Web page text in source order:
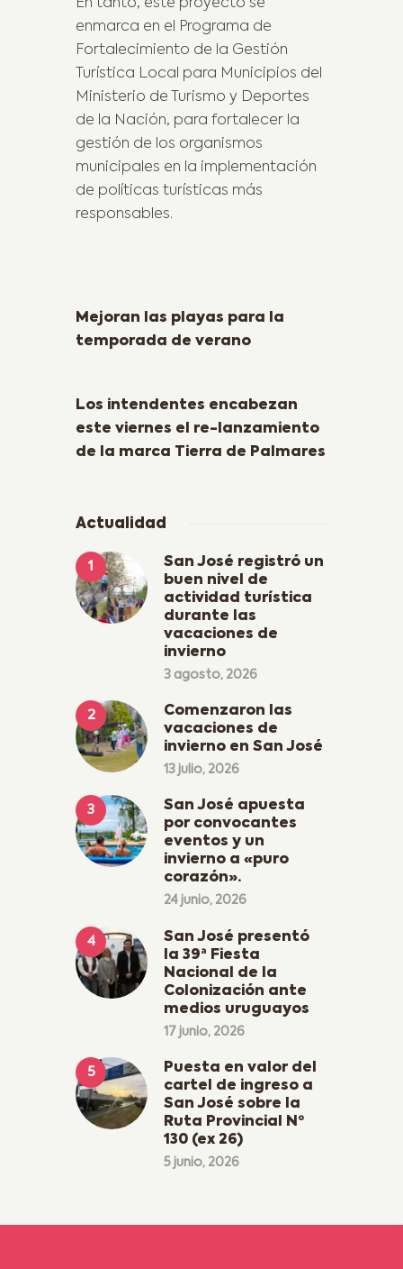
En tanto, este proyecto se
enmarca en el Programa de
Fortalecimiento de la Gestión
Turística Local para Municipios del
Ministerio de Turismo y Deportes
de la Nación, para fortalecer la
gestión de los organismos
municipales en la implementación
de políticas turísticas más
responsables.
Mejoran las playas para la
temporada de verano
Los intendentes encabezan
este viernes el re-lanzamiento
de la marca Tierra de Palmares
Actualidad
San José registró un
buen nivel de
actividad turística
durante las
vacaciones de
invierno
3 agosto, 2026
Comenzaron las
vacaciones de
invierno en San José
13 julio, 2026
San José apuesta
por convocantes
eventos y un
invierno a «puro
corazón».
24 junio, 2026
San José presentó
la 39ª Fiesta
Nacional de la
Colonización ante
medios uruguayos
17 junio, 2026
Puesta en valor del
cartel de ingreso a
San José sobre la
Ruta Provincial Nº
130 (ex 26)
5 junio, 2026